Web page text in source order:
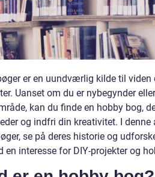
er en uundværlig kilde til
Uanset om du er nybegynder
kan du finde en hobby bog,
og indfri din kreativitet. I denne
se på deres historie og
en interesse for DIY-projekter og